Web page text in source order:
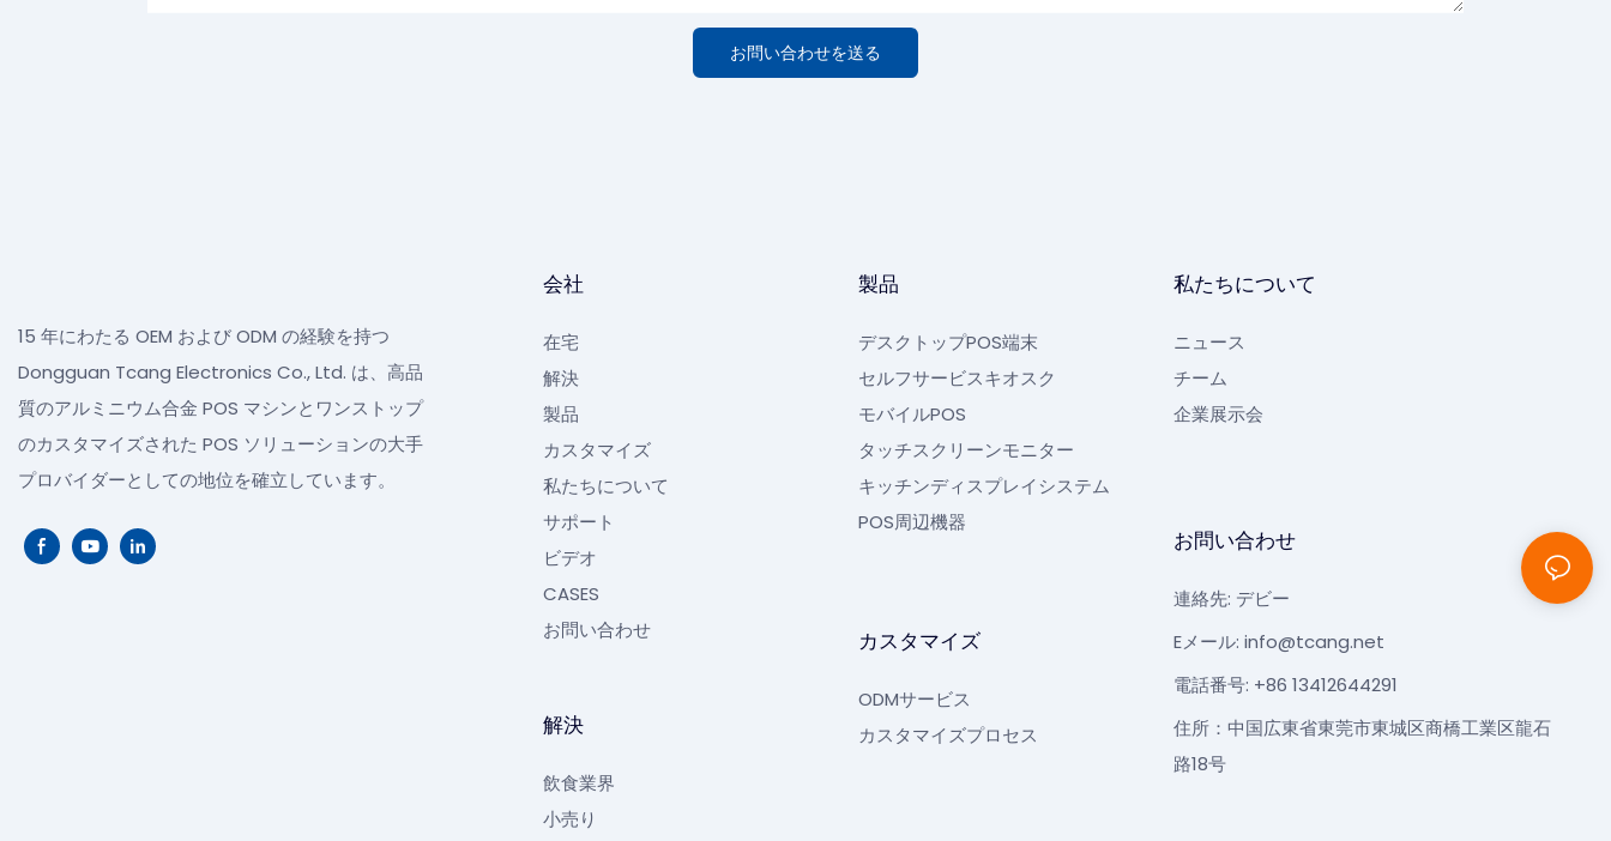
お問い合わせを送る
15 年にわたる OEM および ODM の経験を持つ
Dongguan Tcang Electronics Co., Ltd. は、高品
質のアルミニウム合金 POS マシンとワンストップ
のカスタマイズされた POS ソリューションの大手
プロバイダーとしての地位を確立しています。
会社
在宅
解決
製品
カスタマイズ
私たちについて
サポート
ビデオ
CASES
お問い合わせ
解決
飲食業界
小売り
製品
デスクトップPOS端末
セルフサービスキオスク
モバイルPOS
タッチスクリーンモニター
キッチンディスプレイシステム
POS周辺機器
カスタマイズ
ODMサービス
カスタマイズプロセス
私たちについて
ニュース
チーム
企業展示会
お問い合わせ
連絡先: デビー
Eメール: info@tcang.net
電話番号: +86 13412644291
住所：中国広東省東莞市東城区商橋工業区龍石
路18号